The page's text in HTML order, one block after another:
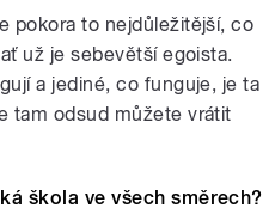
pokora to nejdůležitější, co
už je sebevětší egoista.
a jediné, co funguje, je ta
tam odsud můžete vrátit
škola ve všech směrech?